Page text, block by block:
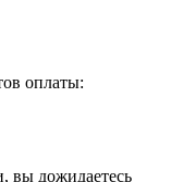
оплаты:
вы дожидаетесь